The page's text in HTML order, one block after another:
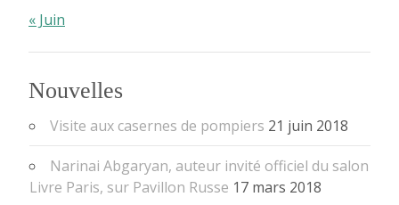
« Juin
Nouvelles
Visite aux casernes de pompiers 21 juin 2018
Narinai Abgaryan, auteur invité officiel du salon
Livre Paris, sur Pavillon Russe 17 mars 2018